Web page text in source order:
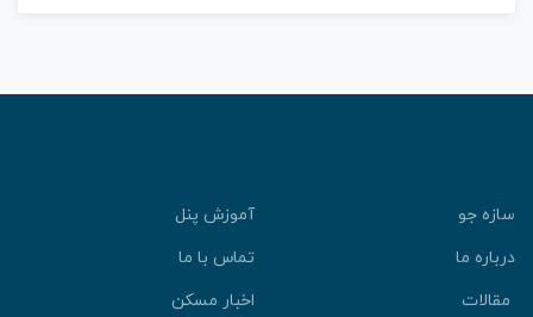
سازه جو
آموزش پنل
درباره ما
تماس با ما
مقالات
اخبار مسکن